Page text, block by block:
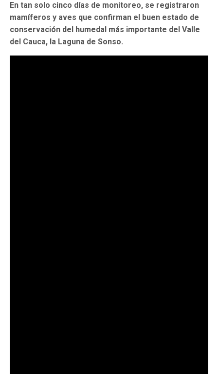
En tan solo cinco días de monitoreo, se registraron
mamíferos y aves que confirman el buen estado de
conservación del humedal más importante del Valle
del Cauca, la Laguna de Sonso.